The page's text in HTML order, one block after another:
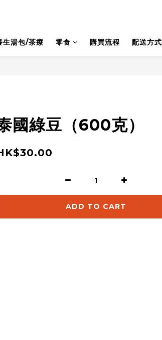
生湯包/茶療 零食 購買流程 配送方式
國綠豆（600克）
ADD TO CART